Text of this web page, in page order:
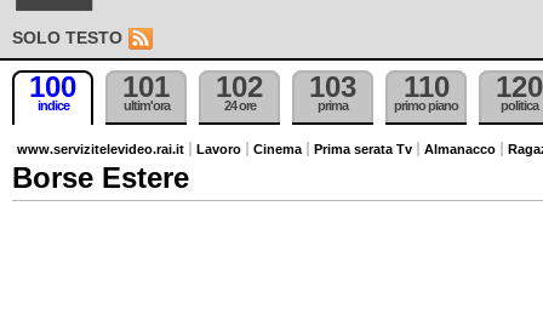
SOLO TESTO
100
indice
101
ultim'ora
102
24 ore
103
prima
110
primo piano
120
politica
www.servizitelevideo.rai.it Lavoro Cinema Prima serata Tv Almanacco
Borse Estere